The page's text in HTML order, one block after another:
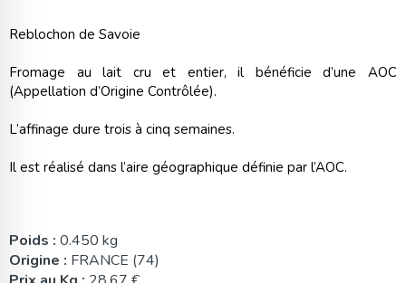
Reblochon de Savoie
Fromage au lait cru et entier, il bénéficie d’une AOC
(Appellation d’Origine Contrôlée).
L’affinage dure trois à cinq semaines.
Il est réalisé dans l’aire géographique définie par l’AOC.
Poids : 0.450 kg
Origine : FRANCE (74)